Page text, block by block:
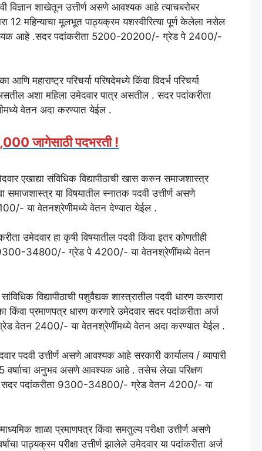
विज्ञान शाखेतून उत्तीर्ण असणे आवश्यक आहे त्याचबरोबर
12 महिन्याचा मूलभूत पाठ्यक्रम यशस्वीरित्या पूर्ण केलेला नसेल
आहे .सदर पदांकरीता 5200-20200/- ग्रेड पे 2400/-
आणि महाराष्ट्र परिचर्या परिषदेमध्ये किंवा विदर्भ परिचर्या
अशा महिला उमेदवार पात्र असतील . सदर पदांकरीता
वेतन अदा करण्यात येईल .
जागेसाठी पदभरती !
एखाद्या संविधिक विद्यापीठाची खास करुन समाजशास्त्र
समाजशास्त्र या विषयातील स्नातक पदवी उत्तीर्ण असणे
या वेतनश्रेणीमध्ये वेतन देण्यात येईल .
उमेदवार हा कृषी विषयातील पदवी किंवा इतर कोणतीही
34800/- ग्रेड पे 4200/- या वेतनश्रेणींमध्ये वेतन
विद्यापीठाची पशुवैद्यक शास्त्रातील पदवी धारण करणारा
किंवा प्रमाणपत्र धारण करणारे उमेदवार सदर पदांकरीता अर्ज
वेतन 2400/- या वेतनश्रेणींमध्ये वेतन अदा करण्यात येईल .
पदवी उत्तीर्ण असणे आवश्यक आहे सरकारी कार्यालय / व्यापारी
वर्षााचा अनुभव असणे आवश्यक आहे . तसेच लेखा परिक्षण
.सदर पदांकरीता 9300-34800/- ग्रेड वेतन 4200/- या
शाळा प्रमाणपत्र किंवा समतुल्य परीक्षा उत्तीर्ण असणे
पाठ्यक्रम परीक्षा उत्तीर्ण झालेले उमेदवार या पदांकरीता अर्ज